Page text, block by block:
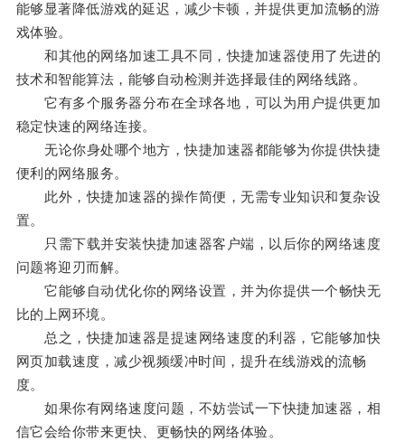
能够显著降低游戏的延迟，减少卡顿，并提供更加流畅的游
戏体验。
和其他的网络加速工具不同，快捷加速器使用了先进的
技术和智能算法，能够自动检测并选择最佳的网络线路。
它有多个服务器分布在全球各地，可以为用户提供更加
稳定快速的网络连接。
无论你身处哪个地方，快捷加速器都能够为你提供快捷
便利的网络服务。
此外，快捷加速器的操作简便，无需专业知识和复杂设
置。
只需下载并安装快捷加速器客户端，以后你的网络速度
问题将迎刃而解。
它能够自动优化你的网络设置，并为你提供一个畅快无
比的上网环境。
总之，快捷加速器是提速网络速度的利器，它能够加快
网页加载速度，减少视频缓冲时间，提升在线游戏的流畅
度。
如果你有网络速度问题，不妨尝试一下快捷加速器，相
信它会给你带来更快、更畅快的网络体验。